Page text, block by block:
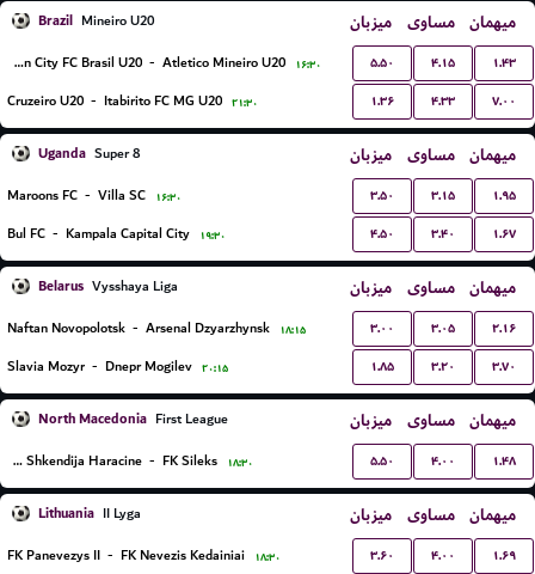
Brazil Mineiro U20 میزبان مساوی میهمان
Boston City FC Brasil U20 - Atletico Mineiro U20 ۱۶:۳۰ ۵.۵۰ ۴.۱۵ ۱.۴۳
Cruzeiro U20 - Itabirito FC MG U20 ۲۱:۳۰ ۱.۳۶ ۴.۳۳ ۷.۰۰
Uganda Super 8 میزبان مساوی میهمان
Maroons FC - Villa SC ۱۶:۳۰ ۳.۵۰ ۳.۱۵ ۱.۹۵
Bul FC - Kampala Capital City ۱۹:۳۰ ۴.۵۰ ۳.۴۰ ۱.۶۷
Belarus Vysshaya Liga میزبان مساوی میهمان
Naftan Novopolotsk - Arsenal Dzyarzhynsk ۱۸:۱۵ ۳.۰۰ ۳.۰۵ ۲.۱۶
Slavia Mozyr - Dnepr Mogilev ۲۰:۱۵ ۱.۸۵ ۳.۲۰ ۳.۷۰
North Macedonia First League میزبان مساوی میهمان
KF Shkendija Haracine - FK Sileks ۱۸:۳۰ ۵.۵۰ ۴.۰۰ ۱.۴۸
Lithuania II Lyga میزبان مساوی میهمان
FK Panevezys II - FK Nevezis Kedainiai ۱۸:۳۰ ۳.۶۰ ۴.۰۰ ۱.۶۹